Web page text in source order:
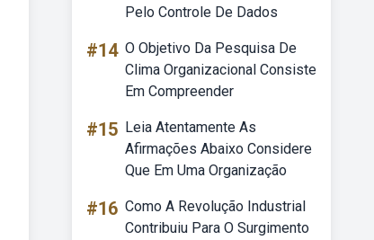
Pelo Controle De Dados
#14 O Objetivo Da Pesquisa De
Clima Organizacional Consiste
Em Compreender
#15 Leia Atentamente As
Afirmações Abaixo Considere
Que Em Uma Organização
#16 Como A Revolução Industrial
Contribuiu Para O Surgimento